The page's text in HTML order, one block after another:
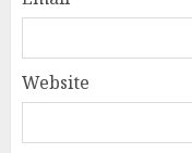
Website